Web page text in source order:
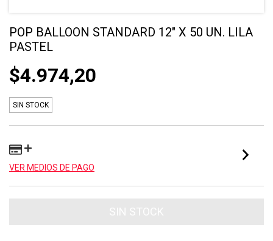
POP BALLOON STANDARD 12" X 50 UN. LILA
PASTEL
$4.974,20
SIN STOCK
VER MEDIOS DE PAGO